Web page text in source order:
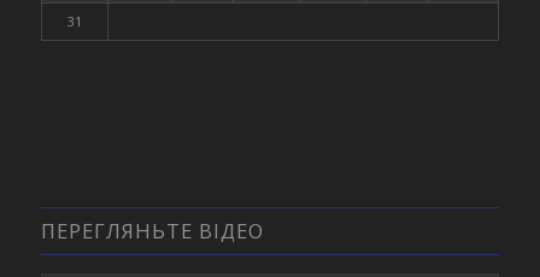
31
ПЕРЕГЛЯНЬТЕ ВІДЕО